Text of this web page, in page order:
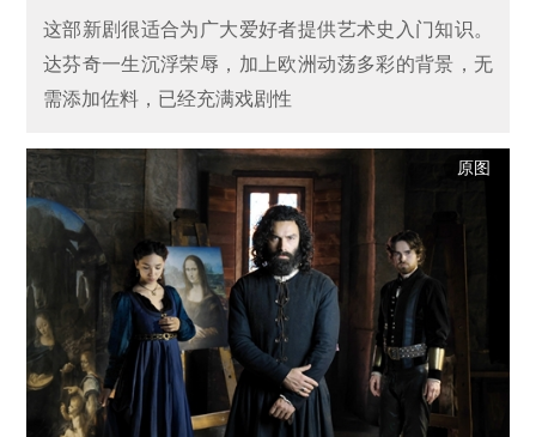
这部新剧很适合为广大爱好者提供艺术史入门知识。
达芬奇一生沉浮荣辱，加上欧洲动荡多彩的背景，无
需添加佐料，已经充满戏剧性
原图